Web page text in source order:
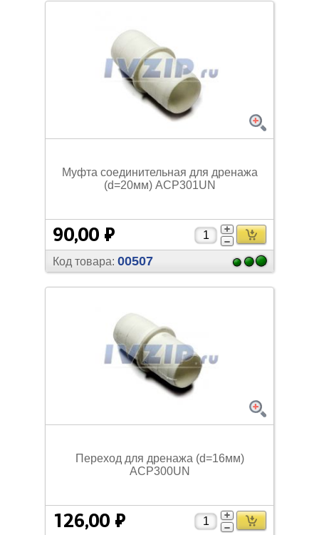
Муфта соединительная для дренажа
(d=20мм) ACP301UN
90,00 ₽
Код товара: 00507
Переход для дренажа (d=16мм)
ACP300UN
126,00 ₽